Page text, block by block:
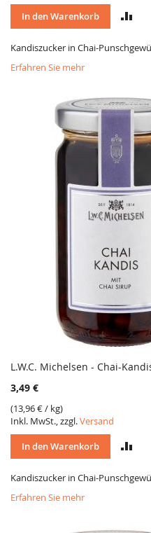
In den Warenkorb
Kandiszucker in Chai-
Erfahren Sie mehr
L.W.C. Michelsen - Chai-
3,49 €
(13,96 €/ kg)
Inkl. MwSt., zzgl.Versand
In den Warenkorb
Kandiszucker in Chai-
Erfahren Sie mehr